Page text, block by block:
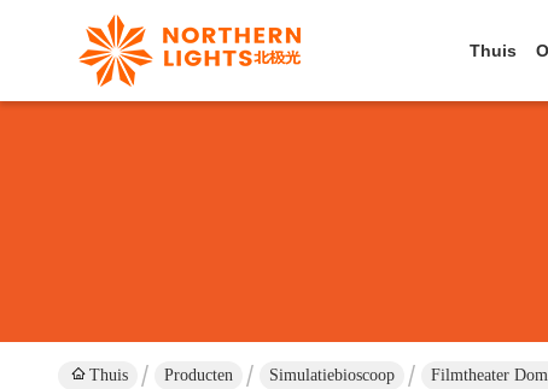
Thuis
Thuis Producten Simulatiebioscoop Filmtheater